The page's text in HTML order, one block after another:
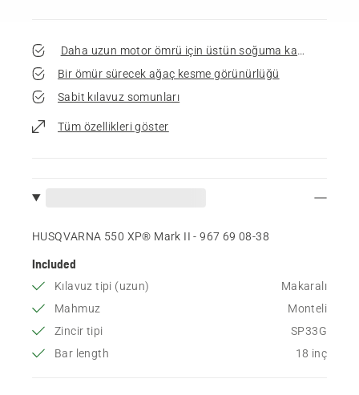
Daha uzun motor ömrü için üstün soğuma kapasitesi
Bir ömür sürecek ağaç kesme görünürlüğü
Sabit kılavuz somunları
Tüm özellikleri göster
HUSQVARNA 550 XP® Mark II - 967 69 08‑38
Included
Kılavuz tipi (uzun)
Makaralı
Mahmuz
Monteli
Zincir tipi
SP33G
Bar length
18 inç